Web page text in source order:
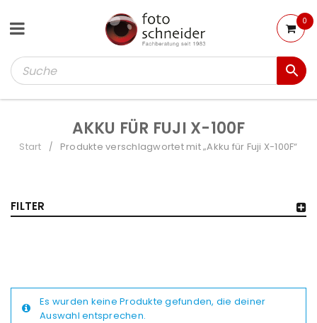
0
AKKU FÜR FUJI X-100F
Start / Produkte verschlagwortet mit „Akku für Fuji X-100F“
FILTER
Es wurden keine Produkte gefunden, die deiner
Auswahl entsprechen.